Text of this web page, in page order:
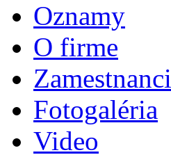
Oznamy
O firme
Zamestnanci
Fotogaléria
Video